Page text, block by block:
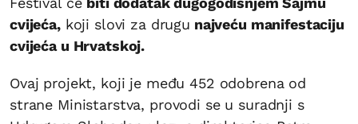
cvijeća,koji slovi za drugu najveću manifestaciju
cvijeća u Hrvatskoj.
Ovaj projekt, koji je među 452 odobrena od
strane Ministarstva, provodi se u suradnji s